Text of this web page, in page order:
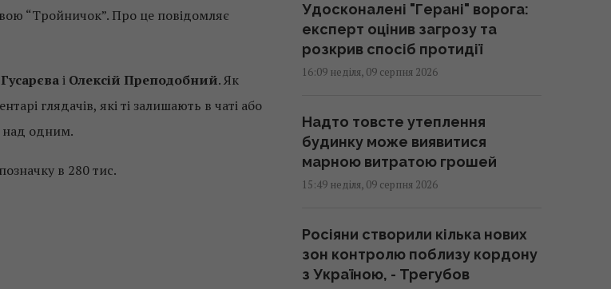
“Тройничок”. Про це повідомляє
і Олексій Преподобний. Як
глядачів, які ті залишають в чаті або
над одним.
в 280 тис.
Удосконалені "Герані" ворога:
експерт оцінив загрозу та
розкрив спосіб протидії
16:09 неділя, 09 серпня 2026
Надто товсте утеплення
будинку може виявитися
марною витратою грошей
15:49 неділя, 09 серпня 2026
Росіяни створили кілька нових
зон контролю поблизу кордону
з Україною, - Трегубов